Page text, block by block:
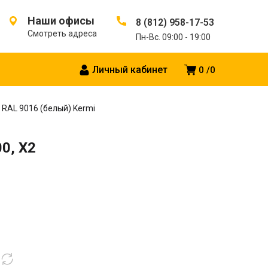
Наши офисы
Смотреть адреса
8 (812) 958-17-53
Пн-Вс. 09:00 - 19:00
0 0
Личный кабинет
9016 (белый) Kermi
X2